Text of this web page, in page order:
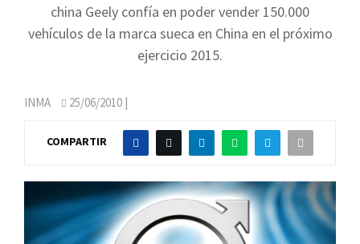
china Geely confía en poder vender 150.000
vehículos de la marca sueca en China en el próximo
ejercicio 2015.
INMA 25/06/2010 |
COMPARTIR